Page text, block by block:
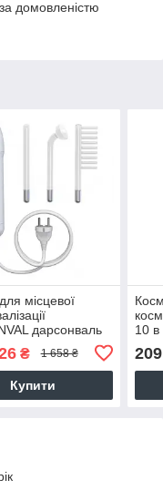
домовленістю
місцевої
дарсонваль
для дому
₴ 1 658 ₴
Купити
10